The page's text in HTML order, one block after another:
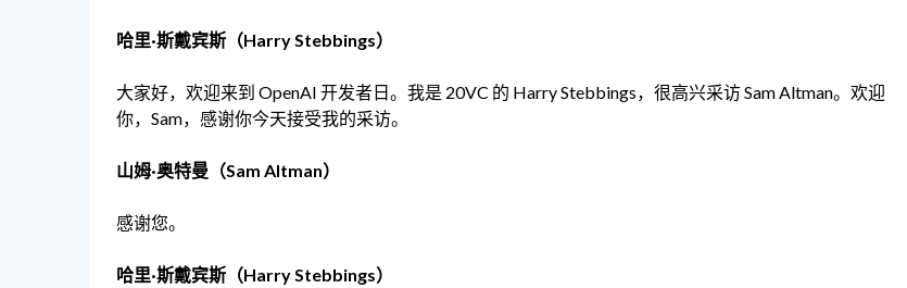
哈里·斯戴宾斯（Harry Stebbings）
大家好，欢迎来到 OpenAI 开发者日。我是 20VC 的 Harry Stebbings，很高兴采访 Sam Altman。欢迎
你，Sam，感谢你今天接受我的采访。
山姆·奥特曼（Sam Altman）
感谢您。
哈里·斯戴宾斯（Harry Stebbings）